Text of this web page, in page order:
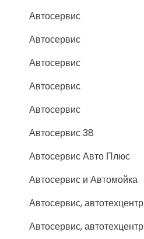
Автосервис
Автосервис
Автосервис
Автосервис
Автосервис
Автосервис 38
Автосервис Авто Плюс
Автосервис и Автомойка
Автосервис, автотехцентр
Автосервис, автотехцентр